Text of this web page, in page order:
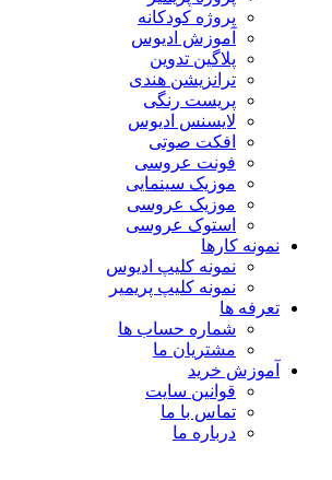
پروژه کودکانه
آموزش ادیوس
پلاگین تدوین
ترانزیشن هندی
پریست رنگی
لایسنس ادیوس
افکت صوتی
فونت عروسی
موزیک سینمایی
موزیک عروسی
استوک عروسی
نمونه کارها
نمونه کلیپ ادیوس
نمونه کلیپ پریمیر
تعرفه ها
شماره حساب ها
مشتریان ما
آموزش خرید
قوانین سایت
تماس با ما
درباره ما